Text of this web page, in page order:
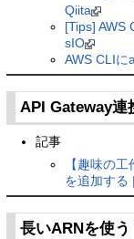
Qiita
[Tips] AWS
sIO
AWS CLIに
API Gateway連
記事
【趣味の
を追加する
長いARNを使